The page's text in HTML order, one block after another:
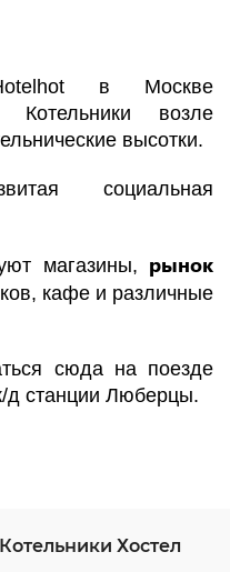
в Москве
возле
высотки.
социальная
магазины, рынок
кафе и различные
сюда на поезде
д станции Люберцы.
Хостел